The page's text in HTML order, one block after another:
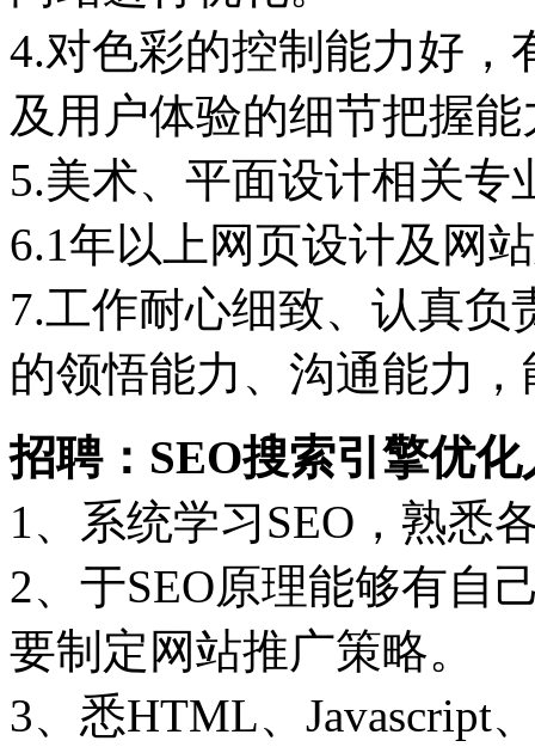
4.对色彩的控制能力好，
及用户体验的细节把握
5.美术、平面设计相关专
6.1年以上网页设计及网
7.工作耐心细致、认真
的领悟能力、沟通能力
招聘：SEO搜索引擎优化
1、系统学习SEO，熟悉
2、于SEO原理能够有自
要制定网站推广策略。
3、悉HTML、Javascript